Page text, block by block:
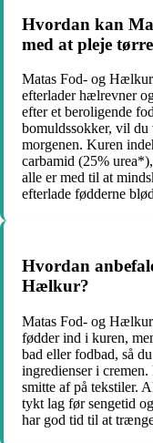
Hvordan kan
med at pleje
Matas Fod- og
efterlader hælrevner
efter et beroligende
bomuldssokker, vil
morgenen. Kuren
carbamid (25%
alle er med til at
efterlade fødderne
Hvordan
Hælkur?
Matas Fod- og Hælkur
fødder ind i kuren,
bad eller fodbad, så
ingredienser i
smitte af på tekstiler.
tykt lag før sengetid
har god tid til at